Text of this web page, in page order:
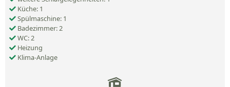
Küche: 1
Spülmaschine: 1
Badezimmer: 2
WC: 2
Heizung
Klima-Anlage